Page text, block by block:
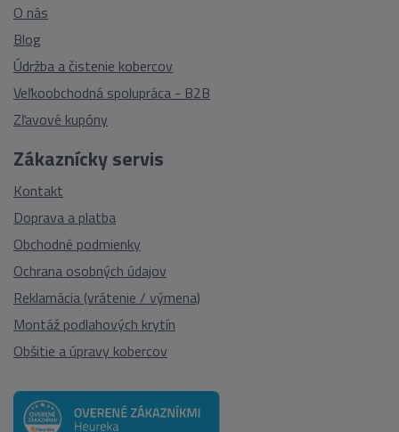
Zákaznícky servis
Kontakt
Doprava a platba
Obchodné podmienky
Ochrana osobných údajov
Reklamácia (vrátenie / výmena)
Montáž podlahových krytín
Obšitie a úpravy kobercov
O nás
Blog
Údržba a čistenie kobercov
Veľkoobchodná spolupráca - B2B
Zľavové kupóny